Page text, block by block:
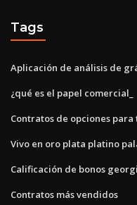
Tags
Aplicación de análisis de
¿qué es el papel comercial_
Contratos de opciones para
Vivo en oro plata platino
Calificación de bonos
Contratos más vendidos